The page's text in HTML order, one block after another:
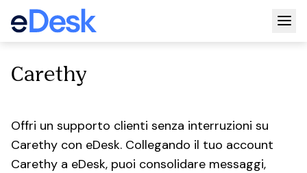
Carethy
Offri un supporto clienti senza interruzioni su
Carethy con eDesk. Collegando il tuo account
Carethy a eDesk, puoi consolidare messaggi,